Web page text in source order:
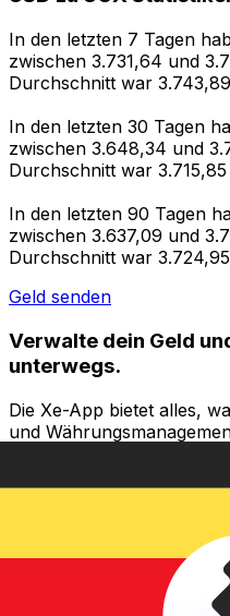
In den letzten 7 Tagen
zwischen 3.731,64 und
Durchschnitt war
In den letzten 30 Tagen
zwischen 3.648,34 und
Durchschnitt war
In den letzten 90 Tagen
zwischen 3.637,09 und
Durchschnitt war
Geld senden
Verwalte dein Geld
unterwegs.
Die Xe-App bietet alles,
und